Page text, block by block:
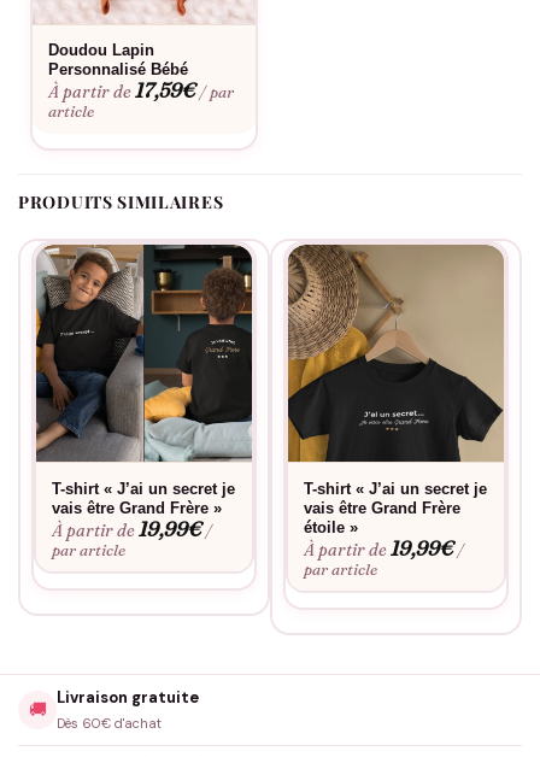
Envie d’une touche personnelle ? Découvrez notre
personnalisation. Ce body petit frère « Trop Cool » se lave
facilement en machine et conserve son éclat lavage après
lavage.
Doudou Lapin
Personnalisé Bébé
À partir de17,59€ / par
article
PRODUITS SIMILAIRES
T-shirt « J’ai un secret je
vais être Grand Frère »
À partir de19,99€ /
par article
T-shirt « J’ai un secret je
vais être Grand Frère
étoile »
À partir de19,99€ /
par article
🚚
Livraison gratuite
Dès 60€ d'achat